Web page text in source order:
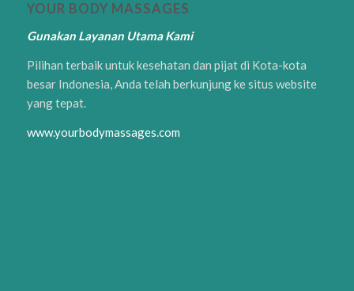
YOUR BODY MASSAGES
Gunakan Layanan Utama Kami
Pilihan terbaik untuk kesehatan dan pijat di Kota-kota
besar Indonesia, Anda telah berkunjung ke situs website
yang tepat.
www.yourbodymassages.com